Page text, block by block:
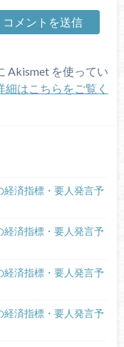
Akismet を使ってい
はこちらをご覧く
済指標・要人発言予
済指標・要人発言予
済指標・要人発言予
済指標・要人発言予